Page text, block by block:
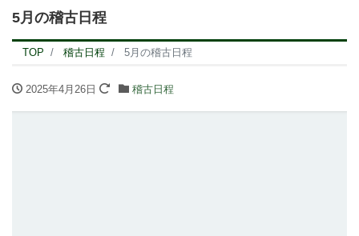
5月の稽古日程
TOP 稽古日程 5月の稽古日程
2025年4月26日 稽古日程